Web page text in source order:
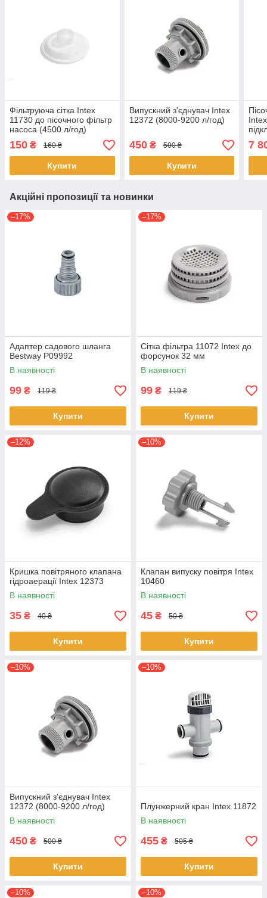
Фільтруюча сітка Intex
11730 до пісочного фільтр
насоса (4500 л/год)
150 ₴ 160 ₴
Купити
Випускний з'єднувач Intex
12372 (8000-9200 л/год)
450₴ 500 ₴
Купити
7
Акційні пропозиції та новинки
–17%
Адаптер садового шланга
Bestway P09992
В наявності
99 ₴ 119 ₴
Купити
–17%
Сітка фільтра 11072 Intex до
форсунок 32 мм
В наявності
99 ₴ 119 ₴
Купити
–12%
Кришка повітряного клапана
гідроаерації Intex 12373
В наявності
35 ₴ 40 ₴
Купити
–10%
Клапан випуску повітря Intex
10460
В наявності
45 ₴ 50 ₴
Купити
–10%
Випускний з'єднувач Intex
12372 (8000-9200 л/год)
В наявності
450 ₴ 500 ₴
Купити
–10%
Плунжерний кран Intex 11872
В наявності
455 ₴ 505 ₴
Купити
–10% –10%